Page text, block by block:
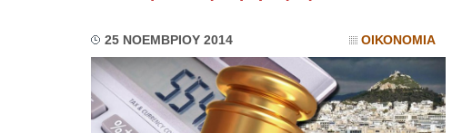
25 ΝΟΕΜΒΡΙΟΥ 2014 ΟΙΚΟΝΟΜΙΑ